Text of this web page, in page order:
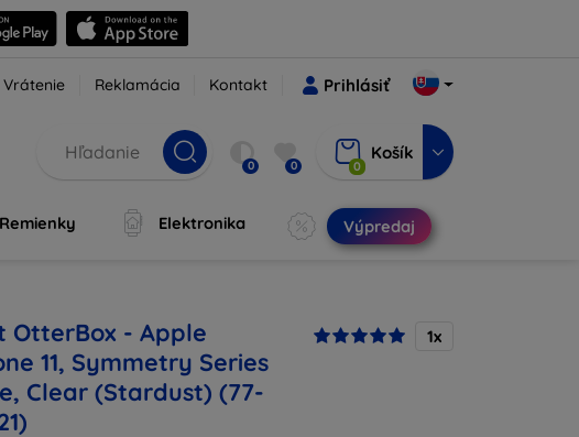
Vrátenie Reklamácia Kontakt Prihlásiť
0 0 0
Košík
Remienky Elektronika Výpredaj
OtterBox - Apple
11, Symmetry Series
Clear (Stardust) (77-
1x